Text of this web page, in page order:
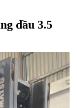
dầu 3.5